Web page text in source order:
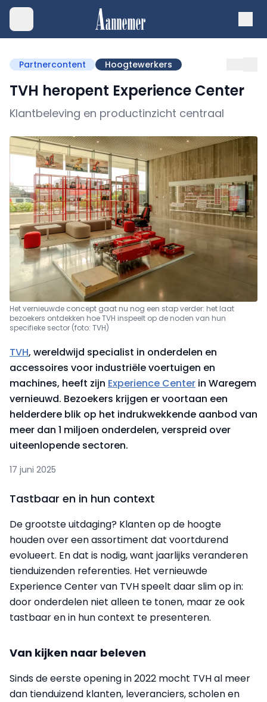
Partnercontent Hoogtewerkers
TVH heropent Experience Center
Klantbeleving en productinzicht centraal
Het vernieuwde concept gaat nu nog een stap verder: het laat
bezoekers ontdekken hoe TVH inspeelt op de noden van hun
specifieke sector (foto: TVH)
TVH, wereldwijd specialist in onderdelen en
accessoires voor industriële voertuigen en
machines, heeft zijn Experience Center in Waregem
vernieuwd. Bezoekers krijgen er voortaan een
helderdere blik op het indrukwekkende aanbod van
meer dan 1 miljoen onderdelen, verspreid over
uiteenlopende sectoren.
17 juni 2025
Tastbaar en in hun context
De grootste uitdaging? Klanten op de hoogte
houden over een assortiment dat voortdurend
evolueert. En dat is nodig, want jaarlijks veranderen
tienduizenden referenties. Het vernieuwde
Experience Center van TVH speelt daar slim op in:
door onderdelen niet alleen te tonen, maar ze ook
tastbaar en in hun context te presenteren.
Van kijken naar beleven
Sinds de eerste opening in 2022 mocht TVH al meer
dan tienduizend klanten, leveranciers, scholen en